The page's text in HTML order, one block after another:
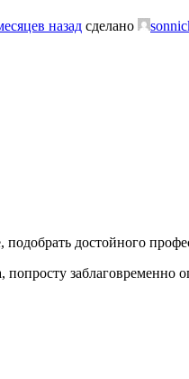
назад сделано
достойного
заблаговременно